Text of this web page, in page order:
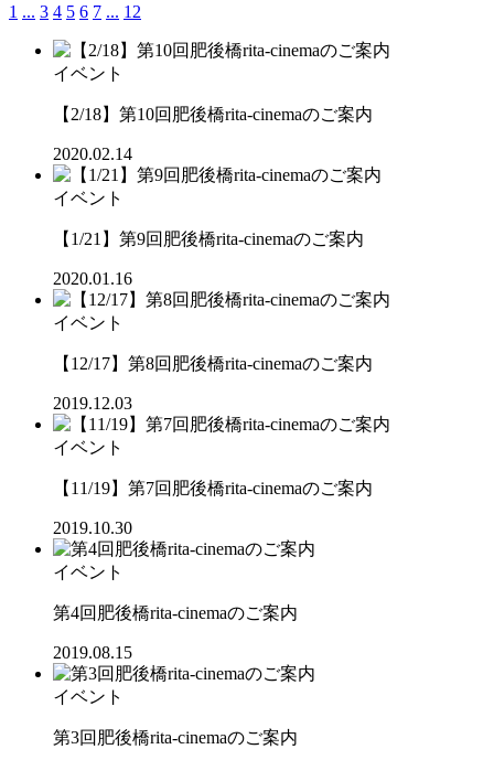
1 ... 3 4 5 6 7 ... 12
イベント
【2/18】第10回肥後橋rita-cinemaのご案内
2020.02.14
イベント
【1/21】第9回肥後橋rita-cinemaのご案内
2020.01.16
イベント
【12/17】第8回肥後橋rita-cinemaのご案内
2019.12.03
イベント
【11/19】第7回肥後橋rita-cinemaのご案内
2019.10.30
イベント
第4回肥後橋rita-cinemaのご案内
2019.08.15
イベント
第3回肥後橋rita-cinemaのご案内